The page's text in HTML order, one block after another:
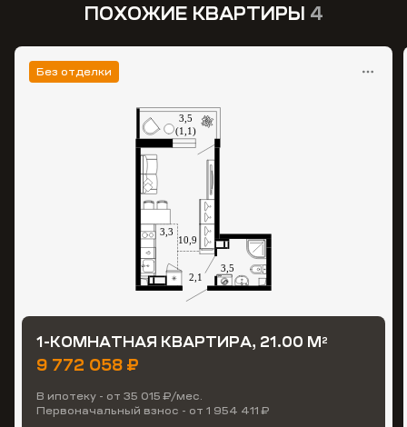
ПОХОЖИЕ КВАРТИРЫ 4
Без отделки
1-КОМНАТНАЯ КВАРТИРА, 21.00 М2
9 772 058 ₽
В ипотеку - от 35 015 ₽/мес.
Первоначальный взнос - от 1 954 411 ₽